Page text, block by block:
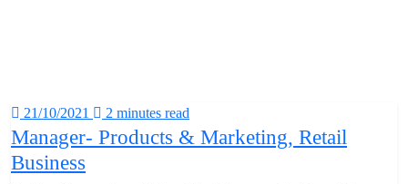
21/10/2021 2 minutes read
Manager- Products & Marketing, Retail
Business